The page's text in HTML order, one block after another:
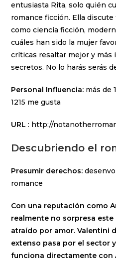
entusiasta Rita, solo quién
romance ficción. Ella
como ciencia ficción,
cuáles han sido la mujer
críticas resaltar mejor y
secretos. No lo harás serás
Personal Influencia: más de
1215 me gusta
URL: http://
Descubriendo el
Presumir derechos:
romance
Con una reputación como
realmente no sorpresa
atraído por amor. Valentini
extenso pasa por el sector
funciona directamente con